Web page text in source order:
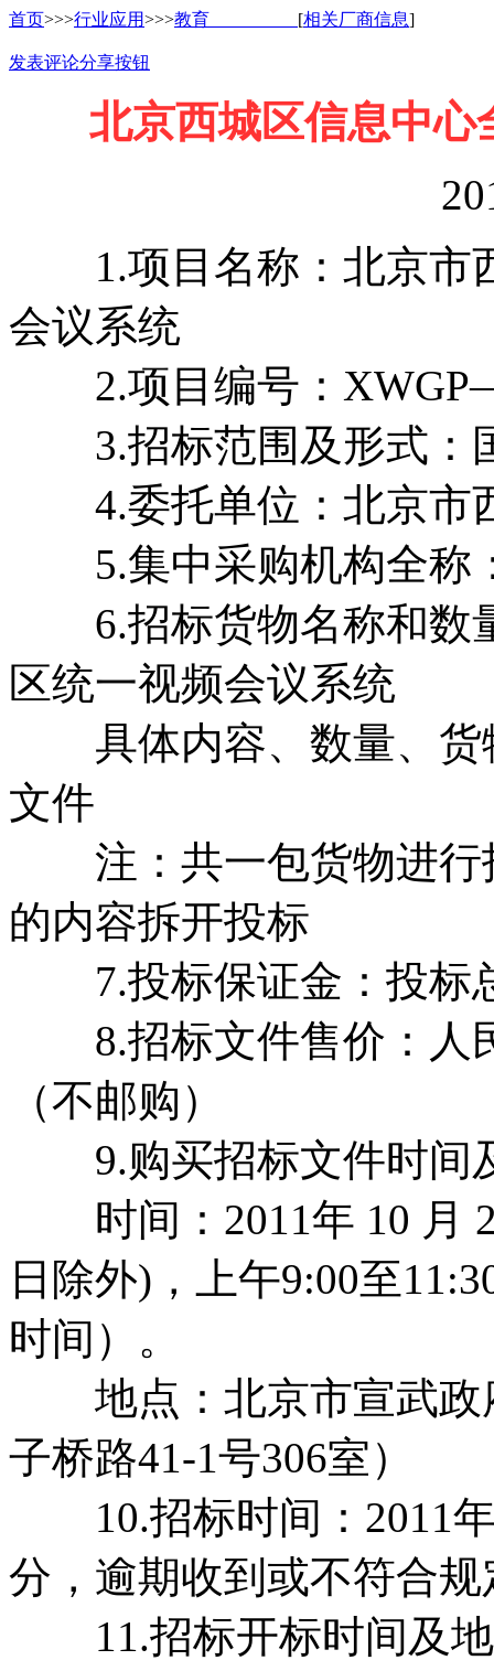
首页>>>行业应用>>>教育 [相关厂商信息]
发表评论分享按钮
北京西城区信息中
1.项目名称：北京市
会议系统
2.项目编号：
3.招标范围及形式：
4.委托单位：北京市
5.集中采购机构全称
6.招标货物名称和数
区统一视频会议系统
具体内容、数量、货
文件
注：共一包货物进行
的内容拆开投标
7.投标保证金：投标
8.招标文件售价：人
（不邮购）
9.购买招标文件时间
时间：2011年 10 月
日除外)，上午9:00至
时间）。
地点：北京市宣武政
子桥路41-1号306室）
10.招标时间：2011年
分，逾期收到或不符合
11.招标开标时间及